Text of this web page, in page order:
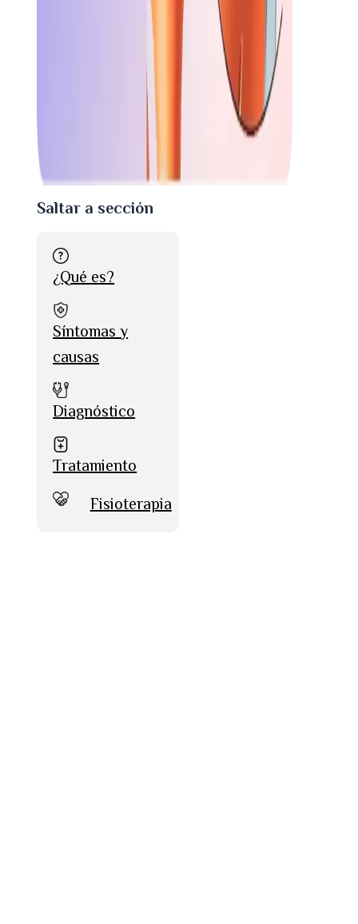
Saltar a sección
¿Qué es?
Síntomas y
causas
Diagnóstico
Tratamiento
Fisioterapia